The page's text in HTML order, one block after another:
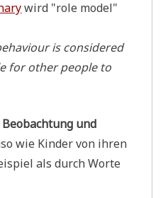
wird "role model"
is con­side­red
for other peo­p­le to
und
wie Kin­der von ihren
als durch Wor­te